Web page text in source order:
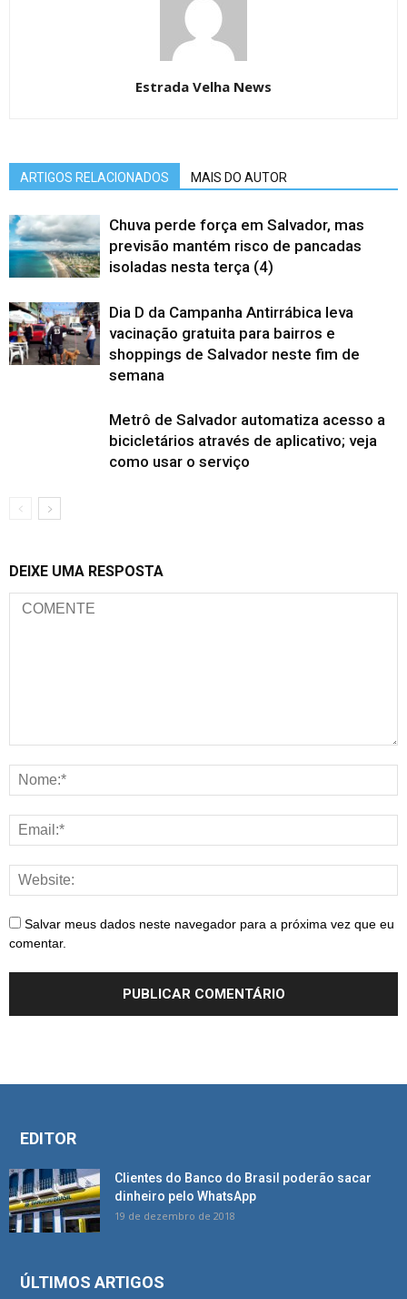
Estrada Velha News
ARTIGOS RELACIONADOS MAIS DO AUTOR
Chuva perde força em Salvador, mas
previsão mantém risco de pancadas
isoladas nesta terça (4)
Dia D da Campanha Antirrábica leva
vacinação gratuita para bairros e
shoppings de Salvador neste fim de
semana
Metrô de Salvador automatiza acesso a
bicicletários através de aplicativo; veja
como usar o serviço
DEIXE UMA RESPOSTA
Salvar meus dados neste navegador para a próxima vez que eu
comentar.
EDITOR
Clientes do Banco do Brasil poderão sacar
dinheiro pelo WhatsApp
19 de dezembro de 2018
ÚLTIMOS ARTIGOS